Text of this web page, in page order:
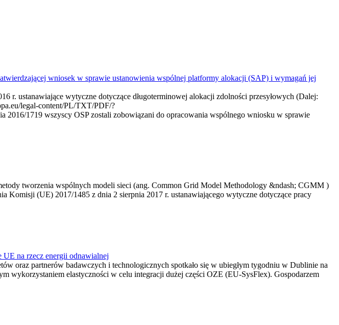
wniosek w sprawie ustanowienia wspólnej platformy alokacji (SAP) i wymagań jej
r. ustanawiające wytyczne dotyczące długoterminowej alokacji zdolności przesyłowych (Dalej:
legal-content/PL/TXT/PDF/?
1719 wszyscy OSP zostali zobowiązani do opracowania wspólnego wniosku w sprawie
tworzenia wspólnych modeli sieci (ang. Common Grid Model Methodology &ndash; CGMM )
Komisji (UE) 2017/1485 z dnia 2 sierpnia 2017 r. ustanawiającego wytyczne dotyczące pracy
na rzecz energii odnawialnej
oraz partnerów badawczych i technologicznych spotkało się w ubiegłym tygodniu w Dublinie na
wykorzystaniem elastyczności w celu integracji dużej części OZE (EU-SysFlex). Gospodarzem